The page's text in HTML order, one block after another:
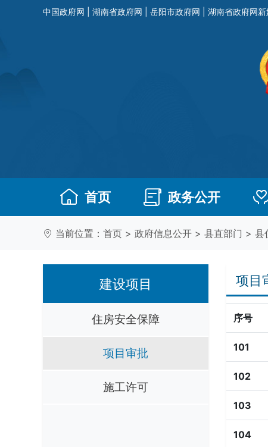
中国政府网 湖南省政府网 岳阳市政府网 湖南省政府网
首页 政务公开
当前位置： 首页 > 政府信息公开 > 县直部门 > 县
建设项目
住房安全保障
项目审批
施工许可
项目
序号
101
102
103
104